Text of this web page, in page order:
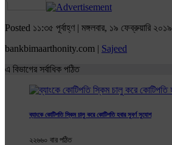
Posted ১১:৩৫ পূর্বাহ্ণ | মঙ্গলবার, ১৯ ফেব্রুয়ারি ২০১৯
bankbimaarthonity.com | Sajeed
এ বিভাগের সর্বাধিক পঠিত
ব্যাংকে কোটিপতি স্কিম চালু করে কোটিপতি হবার সুবর্ণ ‍সুযোগ
২২৬৬০ বার পঠিত